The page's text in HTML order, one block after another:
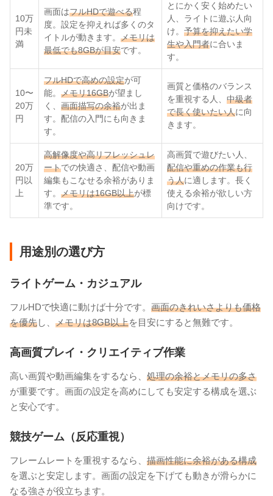
10万
円未
満
画面はフルHDで遊べる程
度。設定を抑えれば多くのタ
イトルが動きます。 メモリは
最低でも8GBが目安です。
とにかく安く始めたい
人、ライトに遊ぶ人向
け。 予算を抑えたい学
生や入門者に合いま
す。
10〜
20万
円
フルHDで高めの設定が可
能。 メモリ16GBが望まし
く、 画面描写の余裕が出ま
す。配信の入門にも向きま
す。
画質と価格のバランス
を重視する人、 中級者
で長く使いたい人に向
きます。
20万
円以
上
高解像度や高リフレッシュレ
ートでの快適さ、配信や動画
編集もこなせる余裕がありま
す。 メモリは16GB以上が標
準です。
高画質で遊びたい人、
配信や重めの作業も行
う人に適します。長く
使える余裕が欲しい方
向けです。
用途別の選び方
ライトゲーム・カジュアル
フルHDで快適に動けば十分です。 画面のきれいさよりも価格
を優先し、 メモリは8GB以上を目安にすると無難です。
高画質プレイ・クリエイティブ作業
高い画質や動画編集をするなら、 処理の余裕とメモリの多さ
が重要です。画面の設定を高めにしても安定する構成を選ぶ
と安心です。
競技ゲーム（反応重視）
フレームレートを重視するなら、 描画性能に余裕がある構成
を選ぶと安定します。画面の設定を下げても動きが滑らかに
なる強さが役立ちます。